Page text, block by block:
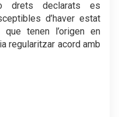
drets declarats es
d’haver estat
tenen l’origen en
regularitzar acord amb